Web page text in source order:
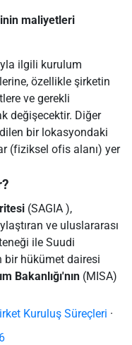
maliyetleri
ilgili kurulum
özellikle şirketin
ve gerekli
değişecektir. Diğer
bir lokasyondaki
(fiziksel ofis alanı) yer
(SAGIA ),
ve uluslararası
ile Suudi
bir hükümet dairesi
Bakanlığı'nın (MISA)
Kuruluş Süreçleri ·